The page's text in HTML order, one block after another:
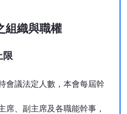
組織與職權
限
會議法定人數，本會每屆幹
席、副主席及各職能幹事，